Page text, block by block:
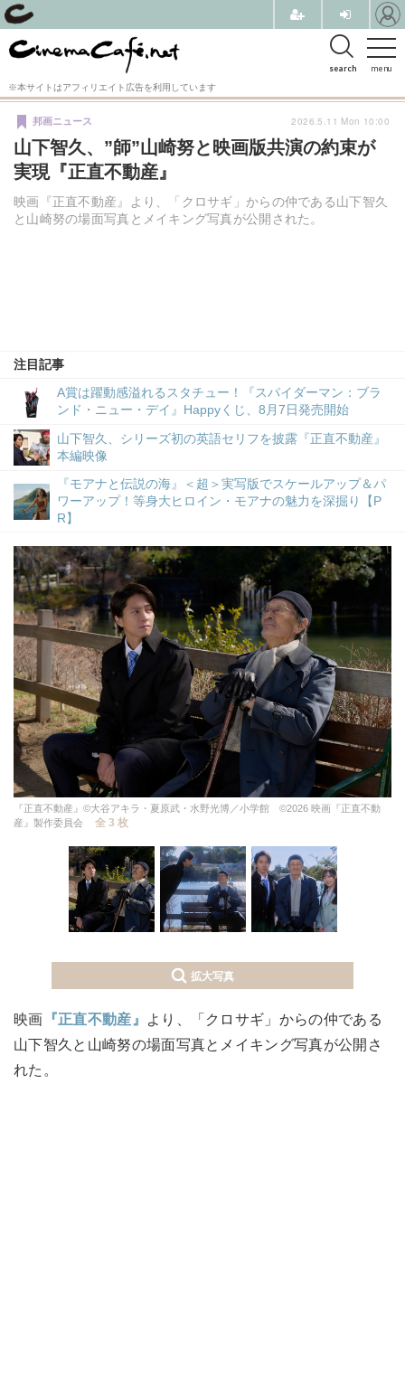
menu
search
※本サイトはアフィリエイト広告を利用しています
山下智久、”師”山崎努と映画版共演の約束が
実現『正直不動産』
映画『正直不動産』より、「クロサギ」からの仲である山下智久
と山崎努の場面写真とメイキング写真が公開された。
邦画ニュース
注目記事
A賞は躍動感溢れるスタチュー！『スパイダーマン：ブラ
ンド・ニュー・デイ』Happyくじ、8月7日発売開始
山下智久、シリーズ初の英語セリフを披露『正直不動産』
本編映像
『モアナと伝説の海』＜超＞実写版でスケールアップ＆パ
ワーアップ！等身大ヒロイン・モアナの魅力を深掘り【P
R】
2026.5.11 Mon 10:00
『正直不動産』©大谷アキラ・夏原武・水野光博／小学館 ©2026 映画『正直不動
産』製作委員会
全 3 枚
拡大写真
映画 『正直不動産』
より、「クロサギ」からの仲である
山下智久と山崎努の場面写真とメイキング写真が公開さ
れた。